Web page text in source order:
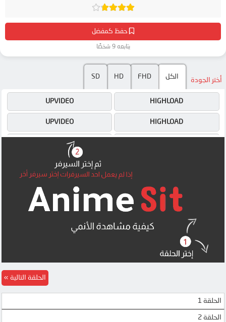
حفظ كمفضل
يتابعه 9 شخصًا
أختر الجودة الكل FHD
HD
SD
HIGHLOAD
UPVIDEO
OK
HIGHLOAD
UPVIDEO
4SHARED
DRIVE
الحلقة 1
الحلقة 2
الحلقة التالية